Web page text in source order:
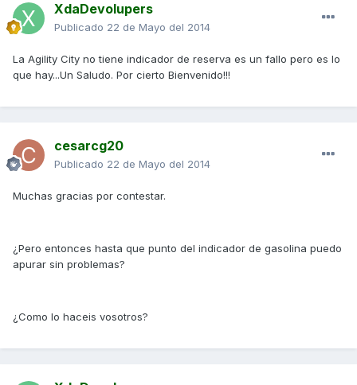
XdaDevolupers
Publicado 22 de Mayo del 2014
La Agility City no tiene indicador de reserva es un fallo pero es lo
que hay...Un Saludo. Por cierto Bienvenido!!!
cesarcg20
Publicado 22 de Mayo del 2014
Muchas gracias por contestar.
¿Pero entonces hasta que punto del indicador de gasolina puedo
apurar sin problemas?
¿Como lo haceis vosotros?